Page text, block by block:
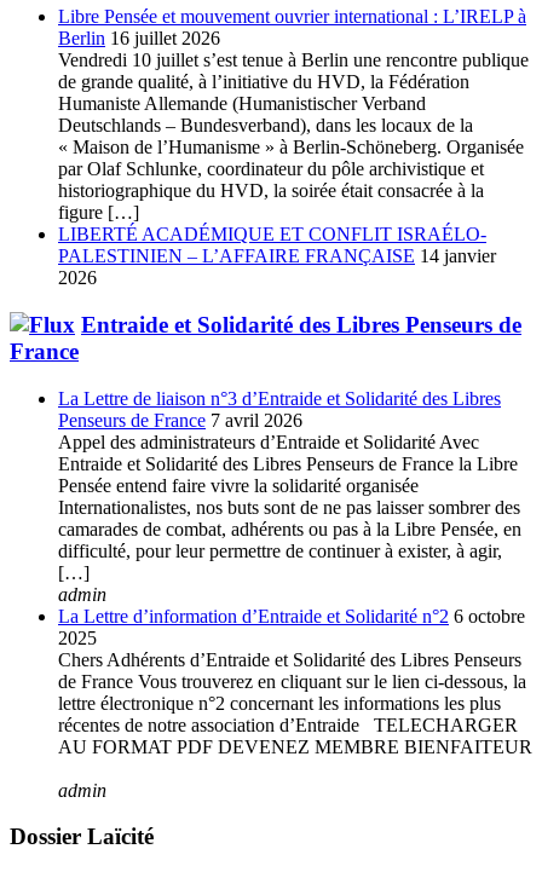
Libre Pensée et mouvement ouvrier international : L’IRELP à
Berlin 16 juillet 2026
Vendredi 10 juillet s’est tenue à Berlin une rencontre publique
de grande qualité, à l’initiative du HVD, la Fédération
Humaniste Allemande (Humanistischer Verband
Deutschlands – Bundesverband), dans les locaux de la
« Maison de l’Humanisme » à Berlin-Schöneberg. Organisée
par Olaf Schlunke, coordinateur du pôle archivistique et
historiographique du HVD, la soirée était consacrée à la
figure […]
LIBERTÉ ACADÉMIQUE ET CONFLIT ISRAÉLO-
PALESTINIEN – L’AFFAIRE FRANÇAISE 14 janvier
2026
Entraide et Solidarité des Libres Penseurs de
France
La Lettre de liaison n°3 d’Entraide et Solidarité des Libres
Penseurs de France 7 avril 2026
Appel des administrateurs d’Entraide et Solidarité Avec
Entraide et Solidarité des Libres Penseurs de France la Libre
Pensée entend faire vivre la solidarité organisée
Internationalistes, nos buts sont de ne pas laisser sombrer des
camarades de combat, adhérents ou pas à la Libre Pensée, en
difficulté, pour leur permettre de continuer à exister, à agir,
[…]
admin
La Lettre d’information d’Entraide et Solidarité n°2 6 octobre
2025
Chers Adhérents d’Entraide et Solidarité des Libres Penseurs
de France Vous trouverez en cliquant sur le lien ci-dessous, la
lettre électronique n°2 concernant les informations les plus
récentes de notre association d’Entraide TELECHARGER
AU FORMAT PDF DEVENEZ MEMBRE BIENFAITEUR
admin
Dossier Laïcité